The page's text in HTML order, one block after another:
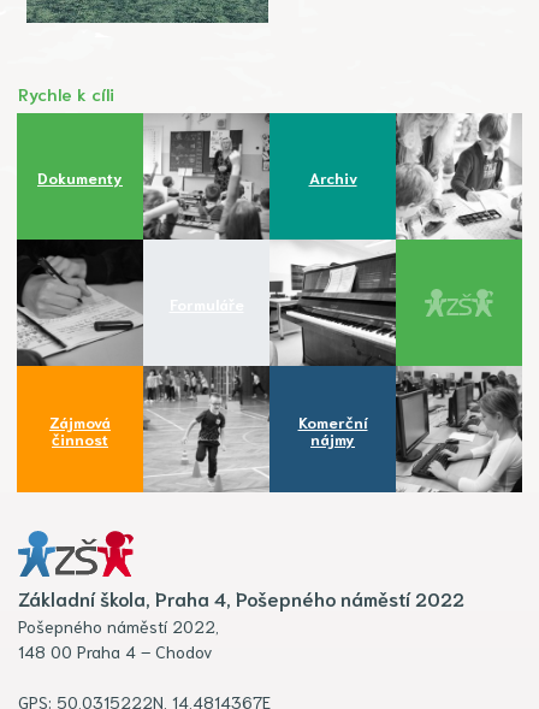
Rychle k cíli
Dokumenty Archiv
Zájmová
činnost
Komerční
nájmy
Základní škola, Praha 4, Pošepného náměstí 2022
Pošepného náměstí 2022,
148 00 Praha 4 – Chodov
GPS: 50.0315222N, 14.4814367E